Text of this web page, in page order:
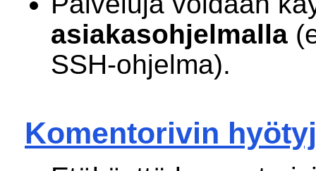
asiakasohjelmalla
SSH-ohjelma).
Komentorivin